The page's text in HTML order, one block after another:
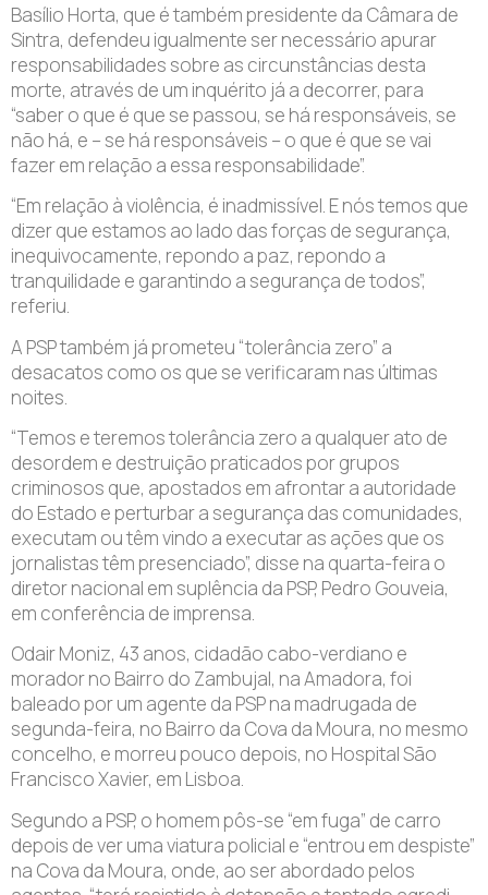
Basílio Horta, que é também presidente da Câmara de
Sintra, defendeu igualmente ser necessário apurar
responsabilidades sobre as circunstâncias desta
morte, através de um inquérito já a decorrer, para
“saber o que é que se passou, se há responsáveis, se
não há, e – se há responsáveis – o que é que se vai
fazer em relação a essa responsabilidade”.
“Em relação à violência, é inadmissível. E nós temos que
dizer que estamos ao lado das forças de segurança,
inequivocamente, repondo a paz, repondo a
tranquilidade e garantindo a segurança de todos”,
referiu.
A PSP também já prometeu “tolerância zero” a
desacatos como os que se verificaram nas últimas
noites.
“Temos e teremos tolerância zero a qualquer ato de
desordem e destruição praticados por grupos
criminosos que, apostados em afrontar a autoridade
do Estado e perturbar a segurança das comunidades,
executam ou têm vindo a executar as ações que os
jornalistas têm presenciado”, disse na quarta-feira o
diretor nacional em suplência da PSP, Pedro Gouveia,
em conferência de imprensa.
Odair Moniz, 43 anos, cidadão cabo-verdiano e
morador no Bairro do Zambujal, na Amadora, foi
baleado por um agente da PSP na madrugada de
segunda-feira, no Bairro da Cova da Moura, no mesmo
concelho, e morreu pouco depois, no Hospital São
Francisco Xavier, em Lisboa.
Segundo a PSP, o homem pôs-se “em fuga” de carro
depois de ver uma viatura policial e “entrou em despiste”
na Cova da Moura, onde, ao ser abordado pelos